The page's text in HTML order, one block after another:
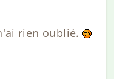
rien oublié.